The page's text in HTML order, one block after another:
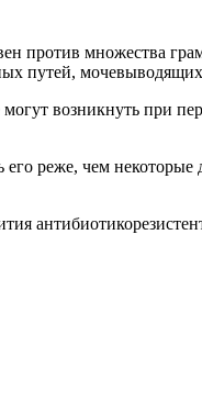
против множества
путей,
возникнуть при
реже, чем